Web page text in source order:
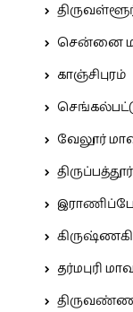
சென்னை
காஞ்சிபுரம்
வேலூர்
தர்மபுரி